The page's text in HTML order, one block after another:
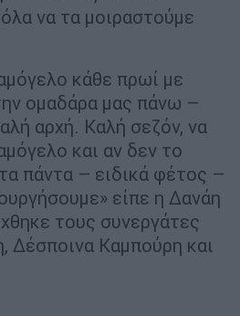
να τα μοιραστούμε
κάθε πρωί με
ομαδάρα μας πάνω –
αρχή. Καλή σεζόν, να
και αν δεν το
πάντα – ειδικά φέτος –
είπε η Δανάη
τους συνεργάτες
Δέσποινα Καμπούρη και